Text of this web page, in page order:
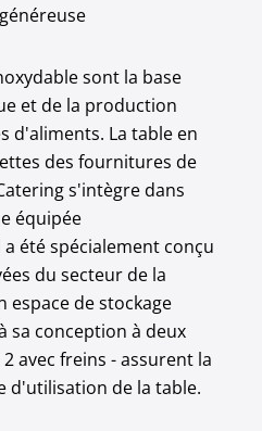
sont la base
et de la production
d'aliments. La table en
des fournitures de
s'intègre dans
équipée
été spécialement conçu
du secteur de la
de stockage
sa conception à deux
avec freins - assurent la
d'utilisation de la table.